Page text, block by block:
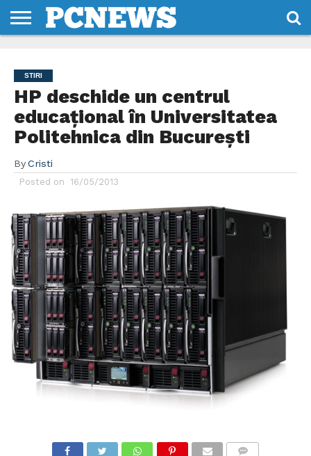
NOI
SI
CONDITII
STIRI
HP deschide un centrul
educațional în Universitatea
Politehnica din București
By Cristi
Posted on 16/05/2013